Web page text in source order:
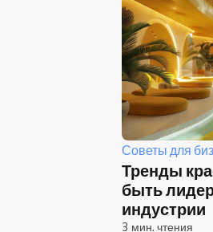
Советы для
Тренды
быть
индустрии
3 мин. чтения